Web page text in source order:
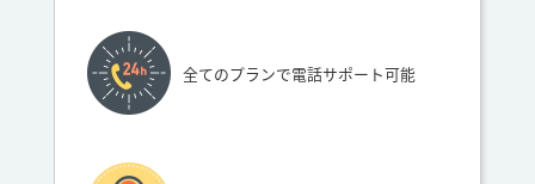
全てのプランで電話サポート可能